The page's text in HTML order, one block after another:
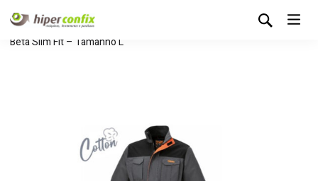
Início Loja Hipertintas
Fato Macaco
Beta Slim Fit – Tamanho L